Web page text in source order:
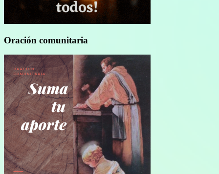
Oración comunitaria